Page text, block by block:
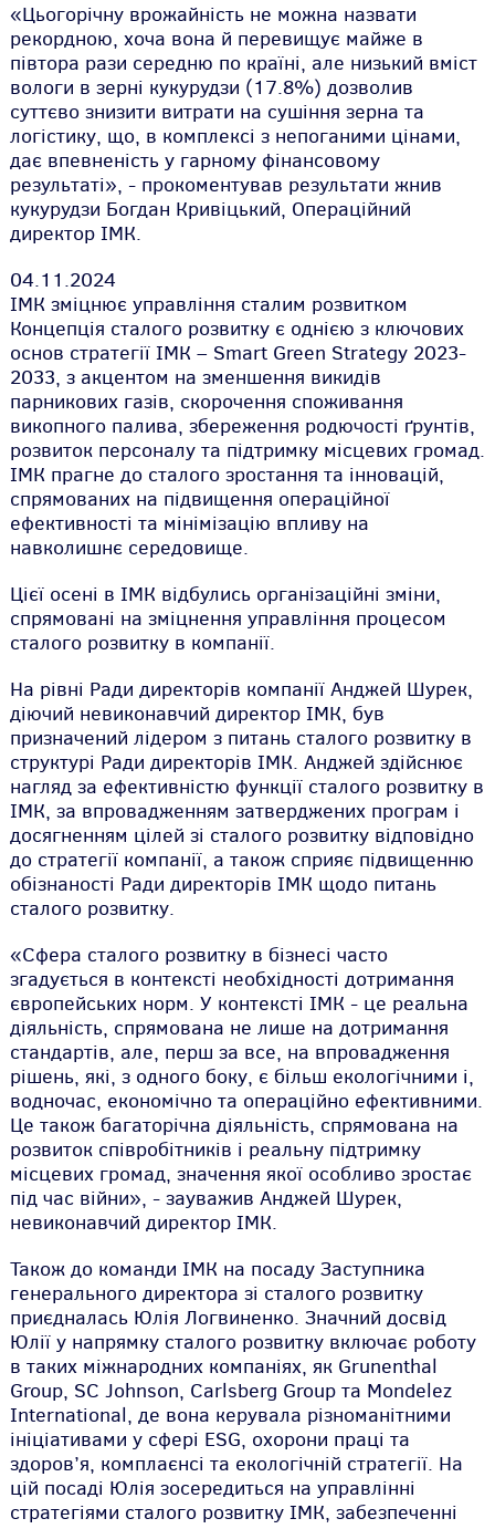
«Цьогорічну врожайність не можна назвати
рекордною, хоча вона й перевищує майже в
півтора рази середню по країні, але низький вміст
вологи в зерні кукурудзи (17.8%) дозволив
суттєво знизити витрати на сушіння зерна та
логістику, що, в комплексі з непоганими цінами,
дає впевненість у гарному фінансовому
результаті», - прокоментував результати жнив
кукурудзи Богдан Кривіцький, Операційний
директор ІМК.
04.11.2024
ІМК зміцнює управління сталим розвитком
Концепція сталого розвитку є однією з ключових
основ стратегії ІМК – Smart Green Strategy 2023-
2033, з акцентом на зменшення викидів
парникових газів, скорочення споживання
викопного палива, збереження родючості ґрунтів,
розвиток персоналу та підтримку місцевих громад.
ІМК прагне до сталого зростання та інновацій,
спрямованих на підвищення операційної
ефективності та мінімізацію впливу на
навколишнє середовище.
Цієї осені в ІМК відбулись організаційні зміни,
спрямовані на зміцнення управління процесом
сталого розвитку в компанії.
На рівні Ради директорів компанії Анджей Шурек,
діючий невиконавчий директор ІМК, був
призначений лідером з питань сталого розвитку в
структурі Ради директорів ІМК. Анджей здійснює
нагляд за ефективністю функції сталого розвитку в
ІМК, за впровадженням затверджених програм і
досягненням цілей зі сталого розвитку відповідно
до стратегії компанії, а також сприяє підвищенню
обізнаності Ради директорів ІМК щодо питань
сталого розвитку.
«Сфера сталого розвитку в бізнесі часто
згадується в контексті необхідності дотримання
європейських норм. У контексті ІМК - це реальна
діяльність, спрямована не лише на дотримання
стандартів, але, перш за все, на впровадження
рішень, які, з одного боку, є більш екологічними і,
водночас, економічно та операційно ефективними.
Це також багаторічна діяльність, спрямована на
розвиток співробітників і реальну підтримку
місцевих громад, значення якої особливо зростає
під час війни», - зауважив Анджей Шурек,
невиконавчий директор ІМК.
Також до команди ІМК на посаду Заступника
генерального директора зі сталого розвитку
приєдналась Юлія Логвиненко. Значний досвід
Юлії у напрямку сталого розвитку включає роботу
в таких міжнародних компаніях, як Grunenthal
Group, SC Johnson, Carlsberg Group та Mondelez
International, де вона керувала різноманітними
ініціативами у сфері ESG, охорони праці та
здоров’я, комплаєнсі та екологічній стратегії. На
цій посаді Юлія зосередиться на управлінні
стратегіями сталого розвитку ІМК, забезпеченні